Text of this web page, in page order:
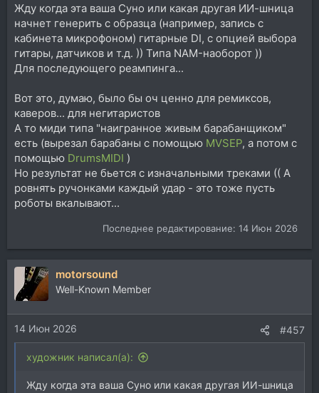
Жду когда эта ваша Суно или какая другая ИИ-шница
начнет генерить с образца (например, запись с
кабинета микрофоном) гитарные DI, с опцией выбора
гитары, датчиков и т.д. )) Типа NAM-наоборот ))
Для последующего реампинга...
Вот это, думаю, было бы оч ценно для ремиксов,
каверов... для негитаристов
А то миди типа "наигранное живым барабанщиком"
есть (вырезал барабаны с помощью MVSEP, а потом с
помощью DrumsMIDI )
Но результат не бьется с изначальными треками (( А
ровнять ручонками каждый удар - это тоже пусть
роботы вкалывают...
Последнее редактирование: 14 Июн 2026
motorsound
Well-Known Member
14 Июн 2026 #457
художник написал(а):
Жду когда эта ваша Суно или какая другая ИИ-шница